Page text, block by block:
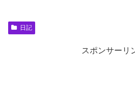
日記
スポンサーリ